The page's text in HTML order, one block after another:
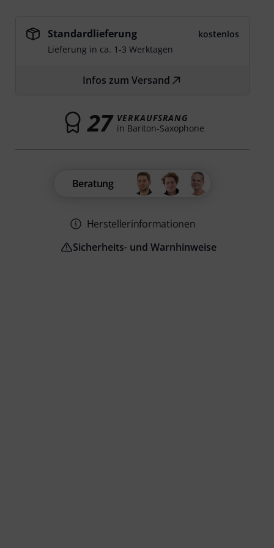
Standardlieferung
kostenlos
Lieferung in ca. 1-3 Werktagen
Infos zum Versand
27 VERKAUFSRANG
in Bariton-Saxophone
Beratung
Herstellerinformationen
Sicherheits- und Warnhinweise